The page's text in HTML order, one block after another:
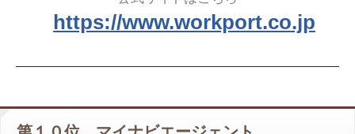
https://www.workport.co.jp